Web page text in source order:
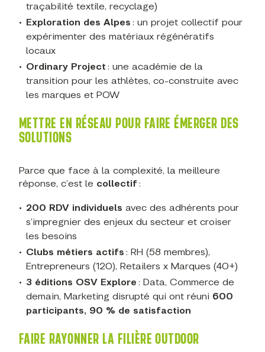
traçabilité textile, recyclage)
Exploration des Alpes : un projet collectif pour
expérimenter des matériaux régénératifs
locaux
Ordinary Project : une académie de la
transition pour les athlètes, co-construite avec
les marques et POW
METTRE EN RÉSEAU POUR FAIRE ÉMERGER DES
SOLUTIONS
Parce que face à la complexité, la meilleure
réponse, c’est le collectif:
200 RDV individuels avec des adhérents pour
s’impregnier des enjeux du secteur et croiser
les besoins
Clubs métiers actifs : RH (58 membres),
Entrepreneurs (120), Retailers x Marques (40+)
3 éditions OSV Explore : Data, Commerce de
demain, Marketing disrupté qui ont réuni 600
participants, 90 % de satisfaction
FAIRE RAYONNER LA FILIÈRE OUTDOOR